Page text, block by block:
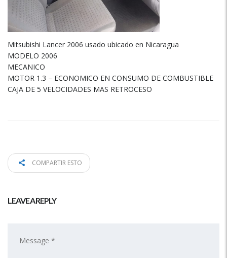
Mitsubishi Lancer 2006 usado ubicado en Nicaragua
MODELO 2006
MECANICO
MOTOR 1.3 – ECONOMICO EN CONSUMO DE COMBUSTIBLE
CAJA DE 5 VELOCIDADES MAS RETROCESO
COMPARTIR ESTO
LEAVE A REPLY